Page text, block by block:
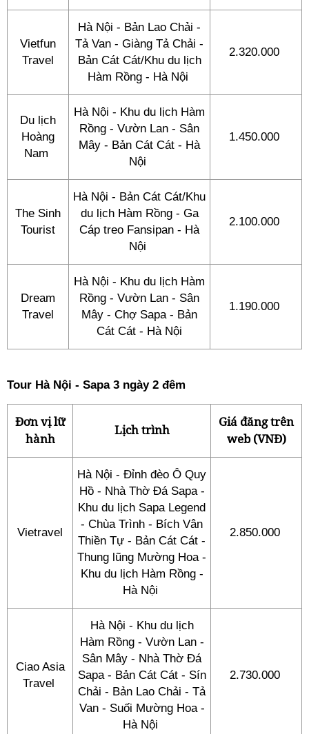
Vietfun
Travel
Hà Nội - Bản Lao Chải -
Tả Van - Giàng Tả Chải -
Bản Cát Cát/Khu du lịch
Hàm Rồng - Hà Nội
2.320.000
Du lịch
Hoàng
Nam
Hà Nội - Khu du lịch Hàm
Rồng - Vườn Lan - Sân
Mây - Bản Cát Cát - Hà
Nội
1.450.000
The Sinh
Tourist
Hà Nội - Bản Cát Cát/Khu
du lịch Hàm Rồng - Ga
Cáp treo Fansipan - Hà
Nội
2.100.000
Dream
Travel
Hà Nội - Khu du lịch Hàm
Rồng - Vườn Lan - Sân
Mây - Chợ Sapa - Bản
Cát Cát - Hà Nội
1.190.000
Tour Hà Nội - Sapa 3 ngày 2 đêm
Đơn vị lữ
hành
Lịch trình
Giá đăng trên
web (VNĐ)
Vietravel
Hà Nội - Đỉnh đèo Ô Quy
Hồ - Nhà Thờ Đá Sapa -
Khu du lịch Sapa Legend
- Chùa Trình - Bích Vân
Thiền Tự - Bản Cát Cát -
Thung lũng Mường Hoa -
Khu du lịch Hàm Rồng -
Hà Nội
2.850.000
Ciao Asia
Travel
Hà Nội - Khu du lịch
Hàm Rồng - Vườn Lan -
Sân Mây - Nhà Thờ Đá
Sapa - Bản Cát Cát - Sín
Chải - Bản Lao Chải - Tả
Van - Suối Mường Hoa -
Hà Nội
2.730.000